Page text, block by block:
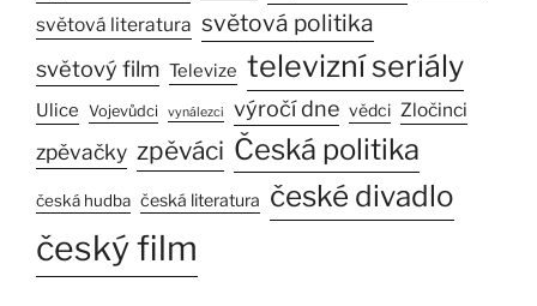
světová literatura světová politika
světový film Televize televizní seriály
Ulice Vojevůdci vynálezci výročí dne vědci Zločinci
zpěvačky zpěváci Česká politika
česká hudba česká literatura české divadlo
český film